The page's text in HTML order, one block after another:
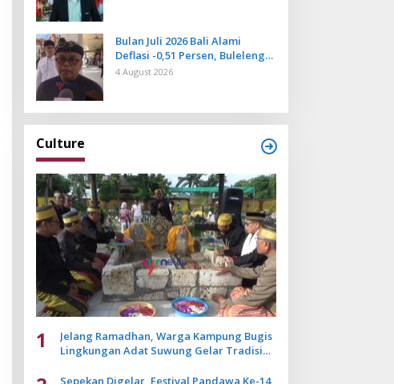
Bulan Juli 2026 Bali Alami
Deflasi -0,51 Persen, Buleleng
Catat Penurunan Terendah
4 August 2026
Culture
1
Jelang Ramadhan, Warga Kampung Bugis
Lingkungan Adat Suwung Gelar Tradisi
Sepekan Digelar, Festival Pandawa Ke-14